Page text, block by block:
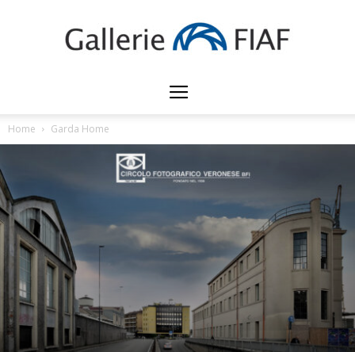
Gallerie
FIAF
Home Garda Home